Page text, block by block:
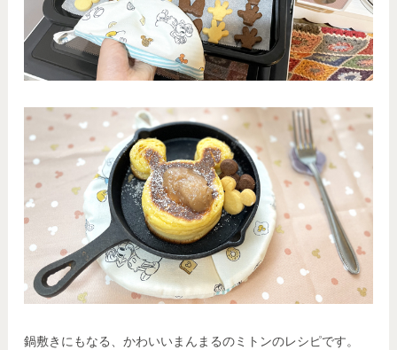
鍋敷きにもなる、かわいいまんまるのミトンのレシピです。